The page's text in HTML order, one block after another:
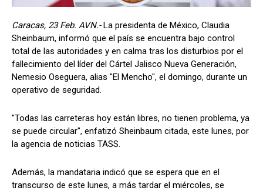
Caracas, 23 Feb. AVN.-La presidenta de México, Claudia
Sheinbaum, informó que el país se encuentra bajo control
total de las autoridades y en calma tras los disturbios por el
fallecimiento del líder del Cártel Jalisco Nueva Generación,
Nemesio Oseguera, alias "El Mencho", el domingo, durante un
operativo de seguridad.
"Todas las carreteras hoy están libres, no tienen problema, ya
se puede circular", enfatizó Sheinbaum citada, este lunes, por
la agencia de noticias TASS.
Además, la mandataria indicó que se espera que en el
transcurso de este lunes, a más tardar el miércoles, se